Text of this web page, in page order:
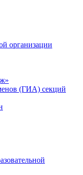
организации
(ГИА) секций